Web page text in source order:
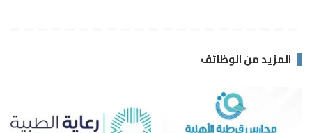
المزيد من الوظائف